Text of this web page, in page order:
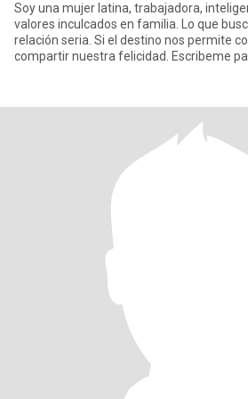
Soy una mujer latina, trabajadora,
valores inculcados en familia. Lo que
relación seria. Si el destino nos permite
compartir nuestra felicidad. Escribeme